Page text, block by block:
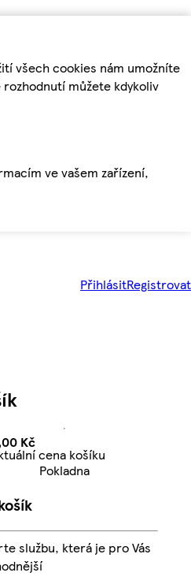
všech cookies nám umožníte
můžete kdykoliv
ve vašem zařízení,
PřihlásitRegistrovat
KčAktuální cena košíku
Kč
cena košíku
Pokladna
službu, která je pro Vás